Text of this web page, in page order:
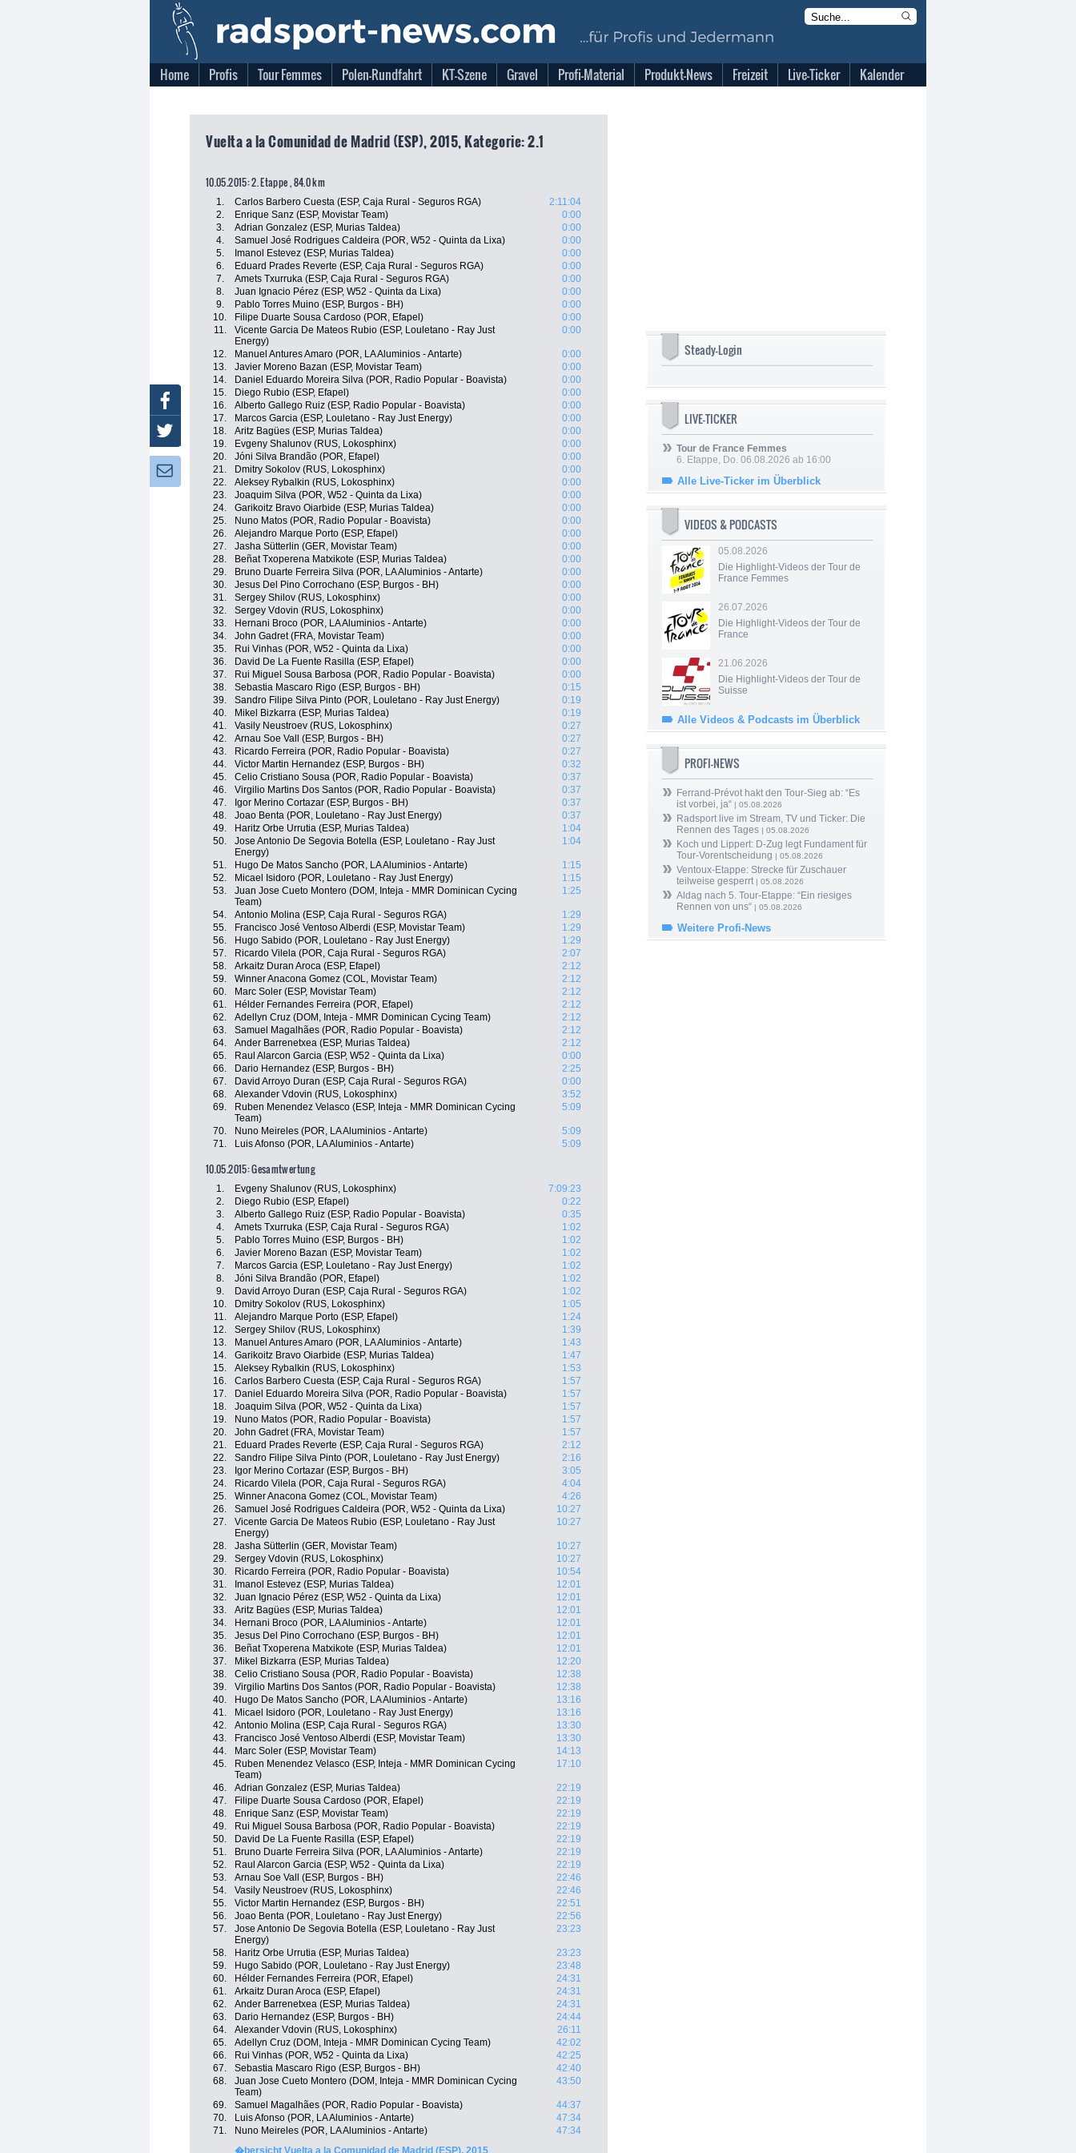
Home Profis Tour Femmes Polen-Rundfahrt KT-Szene Gravel Profi-Material Produkt-News Freizeit Live-Ticker Kalender
Vuelta a la Comunidad de Madrid (ESP), 2015, Kategorie: 2.1
10.05.2015: 2. Etappe , 84.0 km
1. Carlos Barbero Cuesta (ESP, Caja Rural - Seguros RGA)
2:11:04
2.
Enrique Sanz (ESP, Movistar Team)
0:00
3.
Adrian Gonzalez (ESP, Murias Taldea)
0:00
4.
Samuel José Rodrigues Caldeira (POR, W52 - Quinta da Lixa)
0:00
5.
Imanol Estevez (ESP, Murias Taldea)
0:00
6.
Eduard Prades Reverte (ESP, Caja Rural - Seguros RGA)
0:00
7.
Amets Txurruka (ESP, Caja Rural - Seguros RGA)
0:00
8.
Juan Ignacio Pérez (ESP, W52 - Quinta da Lixa)
0:00
9.
Pablo Torres Muino (ESP, Burgos - BH)
0:00
10.
Filipe Duarte Sousa Cardoso (POR, Efapel)
0:00
11.
Vicente Garcia De Mateos Rubio (ESP, Louletano - Ray Just
Energy)
0:00
12. Manuel Antures Amaro (POR, LA Aluminios - Antarte)
0:00
13.
Javier Moreno Bazan (ESP, Movistar Team)
0:00
14.
Daniel Eduardo Moreira Silva (POR, Radio Popular - Boavista)
0:00
15.
Diego Rubio (ESP, Efapel)
0:00
16.
Alberto Gallego Ruiz (ESP, Radio Popular - Boavista)
0:00
17.
Marcos Garcia (ESP, Louletano - Ray Just Energy)
0:00
18.
Aritz Bagües (ESP, Murias Taldea)
0:00
19.
Evgeny Shalunov (RUS, Lokosphinx)
0:00
20.
Jóni Silva Brandão (POR, Efapel)
0:00
21.
Dmitry Sokolov (RUS, Lokosphinx)
0:00
22.
Aleksey Rybalkin (RUS, Lokosphinx)
0:00
23.
Joaquim Silva (POR, W52 - Quinta da Lixa)
0:00
24.
Garikoitz Bravo Oiarbide (ESP, Murias Taldea)
0:00
25.
Nuno Matos (POR, Radio Popular - Boavista)
0:00
26.
Alejandro Marque Porto (ESP, Efapel)
0:00
27.
Jasha Sütterlin (GER, Movistar Team)
0:00
28.
Beñat Txoperena Matxikote (ESP, Murias Taldea)
0:00
29.
Bruno Duarte Ferreira Silva (POR, LA Aluminios - Antarte)
0:00
30.
Jesus Del Pino Corrochano (ESP, Burgos - BH)
0:00
31.
Sergey Shilov (RUS, Lokosphinx)
0:00
32.
Sergey Vdovin (RUS, Lokosphinx)
0:00
33.
Hernani Broco (POR, LA Aluminios - Antarte)
0:00
34.
John Gadret (FRA, Movistar Team)
0:00
35.
Rui Vinhas (POR, W52 - Quinta da Lixa)
0:00
36.
David De La Fuente Rasilla (ESP, Efapel)
0:00
37.
Rui Miguel Sousa Barbosa (POR, Radio Popular - Boavista)
0:00
38.
Sebastia Mascaro Rigo (ESP, Burgos - BH)
0:15
39.
Sandro Filipe Silva Pinto (POR, Louletano - Ray Just Energy)
0:19
40.
Mikel Bizkarra (ESP, Murias Taldea)
0:19
41.
Vasily Neustroev (RUS, Lokosphinx)
0:27
42.
Arnau Soe Vall (ESP, Burgos - BH)
0:27
43.
Ricardo Ferreira (POR, Radio Popular - Boavista)
0:27
44.
Victor Martin Hernandez (ESP, Burgos - BH)
0:32
45.
Celio Cristiano Sousa (POR, Radio Popular - Boavista)
0:37
46.
Virgilio Martins Dos Santos (POR, Radio Popular - Boavista)
0:37
47.
Igor Merino Cortazar (ESP, Burgos - BH)
0:37
48.
Joao Benta (POR, Louletano - Ray Just Energy)
0:37
49.
Haritz Orbe Urrutia (ESP, Murias Taldea)
1:04
50.
Jose Antonio De Segovia Botella (ESP, Louletano - Ray Just
Energy)
1:04
51. Hugo De Matos Sancho (POR, LA Aluminios - Antarte)
1:15
52.
Micael Isidoro (POR, Louletano - Ray Just Energy)
1:15
53.
Juan Jose Cueto Montero (DOM, Inteja - MMR Dominican Cycing
Team)
1:25
54. Antonio Molina (ESP, Caja Rural - Seguros RGA)
1:29
55.
Francisco José Ventoso Alberdi (ESP, Movistar Team)
1:29
56.
Hugo Sabido (POR, Louletano - Ray Just Energy)
1:29
57.
Ricardo Vilela (POR, Caja Rural - Seguros RGA)
2:07
58.
Arkaitz Duran Aroca (ESP, Efapel)
2:12
59.
Winner Anacona Gomez (COL, Movistar Team)
2:12
60.
Marc Soler (ESP, Movistar Team)
2:12
61.
Hélder Fernandes Ferreira (POR, Efapel)
2:12
62.
Adellyn Cruz (DOM, Inteja - MMR Dominican Cycing Team)
2:12
63.
Samuel Magalhães (POR, Radio Popular - Boavista)
2:12
64.
Ander Barrenetxea (ESP, Murias Taldea)
2:12
65.
Raul Alarcon Garcia (ESP, W52 - Quinta da Lixa)
0:00
66.
Dario Hernandez (ESP, Burgos - BH)
2:25
67.
David Arroyo Duran (ESP, Caja Rural - Seguros RGA)
0:00
68.
Alexander Vdovin (RUS, Lokosphinx)
3:52
69.
Ruben Menendez Velasco (ESP, Inteja - MMR Dominican Cycing
Team)
5:09
70. Nuno Meireles (POR, LA Aluminios - Antarte)
5:09
71.
Luis Afonso (POR, LA Aluminios - Antarte) 5:09
10.05.2015: Gesamtwertung
1. Evgeny Shalunov (RUS, Lokosphinx)
7:09:23
2.
Diego Rubio (ESP, Efapel)
0:22
3.
Alberto Gallego Ruiz (ESP, Radio Popular - Boavista)
0:35
4.
Amets Txurruka (ESP, Caja Rural - Seguros RGA)
1:02
5.
Pablo Torres Muino (ESP, Burgos - BH)
1:02
6.
Javier Moreno Bazan (ESP, Movistar Team)
1:02
7.
Marcos Garcia (ESP, Louletano - Ray Just Energy)
1:02
8.
Jóni Silva Brandão (POR, Efapel)
1:02
9.
David Arroyo Duran (ESP, Caja Rural - Seguros RGA)
1:02
10.
Dmitry Sokolov (RUS, Lokosphinx)
1:05
11.
Alejandro Marque Porto (ESP, Efapel)
1:24
12.
Sergey Shilov (RUS, Lokosphinx)
1:39
13.
Manuel Antures Amaro (POR, LA Aluminios - Antarte)
1:43
14.
Garikoitz Bravo Oiarbide (ESP, Murias Taldea)
1:47
15.
Aleksey Rybalkin (RUS, Lokosphinx)
1:53
16.
Carlos Barbero Cuesta (ESP, Caja Rural - Seguros RGA)
1:57
17.
Daniel Eduardo Moreira Silva (POR, Radio Popular - Boavista)
1:57
18.
Joaquim Silva (POR, W52 - Quinta da Lixa)
1:57
19.
Nuno Matos (POR, Radio Popular - Boavista)
1:57
20.
John Gadret (FRA, Movistar Team)
1:57
21.
Eduard Prades Reverte (ESP, Caja Rural - Seguros RGA)
2:12
22.
Sandro Filipe Silva Pinto (POR, Louletano - Ray Just Energy)
2:16
23.
Igor Merino Cortazar (ESP, Burgos - BH)
3:05
24.
Ricardo Vilela (POR, Caja Rural - Seguros RGA)
4:04
25.
Winner Anacona Gomez (COL, Movistar Team)
4:26
26.
Samuel José Rodrigues Caldeira (POR, W52 - Quinta da Lixa)
10:27
27.
Vicente Garcia De Mateos Rubio (ESP, Louletano - Ray Just
Energy)
10:27
28. Jasha Sütterlin (GER, Movistar Team)
10:27
29.
Sergey Vdovin (RUS, Lokosphinx)
10:27
30.
Ricardo Ferreira (POR, Radio Popular - Boavista)
10:54
31.
Imanol Estevez (ESP, Murias Taldea)
12:01
32.
Juan Ignacio Pérez (ESP, W52 - Quinta da Lixa)
12:01
33.
Aritz Bagües (ESP, Murias Taldea)
12:01
34.
Hernani Broco (POR, LA Aluminios - Antarte)
12:01
35.
Jesus Del Pino Corrochano (ESP, Burgos - BH)
12:01
36.
Beñat Txoperena Matxikote (ESP, Murias Taldea)
12:01
37.
Mikel Bizkarra (ESP, Murias Taldea)
12:20
38.
Celio Cristiano Sousa (POR, Radio Popular - Boavista)
12:38
39.
Virgilio Martins Dos Santos (POR, Radio Popular - Boavista)
12:38
40.
Hugo De Matos Sancho (POR, LA Aluminios - Antarte)
13:16
41.
Micael Isidoro (POR, Louletano - Ray Just Energy)
13:16
42.
Antonio Molina (ESP, Caja Rural - Seguros RGA)
13:30
43.
Francisco José Ventoso Alberdi (ESP, Movistar Team)
13:30
44.
Marc Soler (ESP, Movistar Team)
14:13
45.
Ruben Menendez Velasco (ESP, Inteja - MMR Dominican Cycing
Team)
17:10
46. Adrian Gonzalez (ESP, Murias Taldea)
22:19
47.
Filipe Duarte Sousa Cardoso (POR, Efapel)
22:19
48.
Enrique Sanz (ESP, Movistar Team)
22:19
49.
Rui Miguel Sousa Barbosa (POR, Radio Popular - Boavista)
22:19
50.
David De La Fuente Rasilla (ESP, Efapel)
22:19
51.
Bruno Duarte Ferreira Silva (POR, LA Aluminios - Antarte)
22:19
52.
Raul Alarcon Garcia (ESP, W52 - Quinta da Lixa)
22:19
53.
Arnau Soe Vall (ESP, Burgos - BH)
22:46
54.
Vasily Neustroev (RUS, Lokosphinx)
22:46
55.
Victor Martin Hernandez (ESP, Burgos - BH)
22:51
56.
Joao Benta (POR, Louletano - Ray Just Energy)
22:56
57.
Jose Antonio De Segovia Botella (ESP, Louletano - Ray Just
Energy)
23:23
58. Haritz Orbe Urrutia (ESP, Murias Taldea)
23:23
59.
Hugo Sabido (POR, Louletano - Ray Just Energy)
23:48
60.
Hélder Fernandes Ferreira (POR, Efapel)
24:31
61.
Arkaitz Duran Aroca (ESP, Efapel)
24:31
62.
Ander Barrenetxea (ESP, Murias Taldea)
24:31
63.
Dario Hernandez (ESP, Burgos - BH)
24:44
64.
Alexander Vdovin (RUS, Lokosphinx)
26:11
65.
Adellyn Cruz (DOM, Inteja - MMR Dominican Cycing Team)
42:02
66.
Rui Vinhas (POR, W52 - Quinta da Lixa)
42:25
67.
Sebastia Mascaro Rigo (ESP, Burgos - BH)
42:40
68.
Juan Jose Cueto Montero (DOM, Inteja - MMR Dominican Cycing
Team)
43:50
69. Samuel Magalhães (POR, Radio Popular - Boavista)
44:37
70.
Luis Afonso (POR, LA Aluminios - Antarte)
47:34
71.
Nuno Meireles (POR, LA Aluminios - Antarte)
47:34
�bersicht Vuelta a la Comunidad de Madrid (ESP), 2015
Steady-Login
LIVE-TICKER
Tour de France Femmes
6. Etappe, Do. 06.08.2026 ab 16:00
Alle Live-Ticker im Überblick
VIDEOS & PODCASTS
05.08.2026
Die Highlight-Videos der Tour de
France Femmes
26.07.2026
Die Highlight-Videos der Tour de
France
21.06.2026
Die Highlight-Videos der Tour de
Suisse
Alle Videos & Podcasts im Überblick
PROFI-NEWS
Ferrand-Prévot hakt den Tour-Sieg ab: “Es
ist vorbei, ja“ | 05.08.2026
Radsport live im Stream, TV und Ticker: Die
Rennen des Tages | 05.08.2026
Koch und Lippert: D-Zug legt Fundament für
Tour-Vorentscheidung | 05.08.2026
Ventoux-Etappe: Strecke für Zuschauer
teilweise gesperrt| 05.08.2026
Aldag nach 5. Tour-Etappe: “Ein riesiges
Rennen von uns“ | 05.08.2026
Weitere Profi-News
Facebook
Twitter
Newsletter: